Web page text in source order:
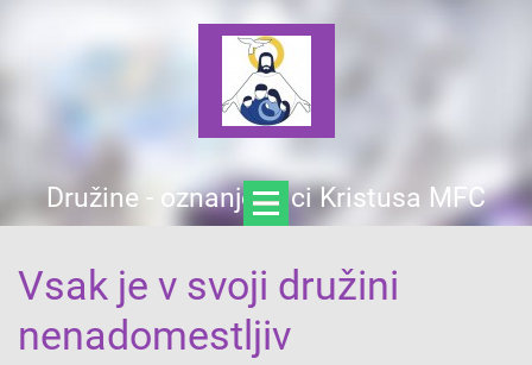
Družine - oznanjevalci Kristusa MFC
Vsak je v svoji družini
nenadomestljiv